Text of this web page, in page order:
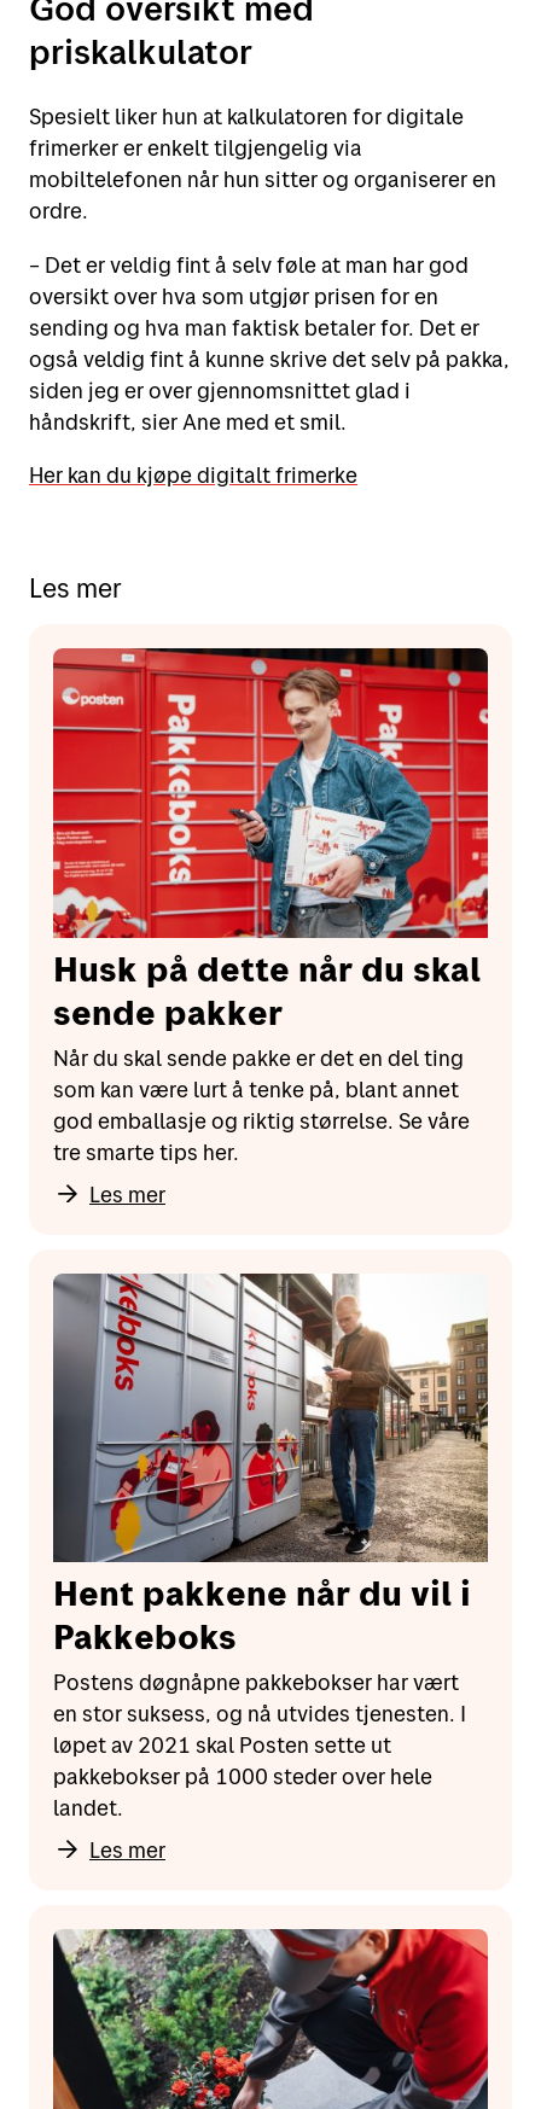
priskalkulator
Spesielt liker hun at kalkulatoren for digitale
frimerker er enkelt tilgjengelig via
mobiltelefonen når hun sitter og organiserer en
ordre.
– Det er veldig fint å selv føle at man har god
oversikt over hva som utgjør prisen for en
sending og hva man faktisk betaler for. Det er
også veldig fint å kunne skrive det selv på pakka,
siden jeg er over gjennomsnittet glad i
håndskrift, sier Ane med et smil.
Her kan du kjøpe digitalt frimerke
Les mer
Husk på dette når du skal
sende pakker
Når du skal sende pakke er det en del ting
som kan være lurt å tenke på, blant annet
god emballasje og riktig størrelse. Se våre
tre smarte tips her.
Les mer
Hent pakkene når du vil i
Pakkeboks
Postens døgnåpne pakkebokser har vært
en stor suksess, og nå utvides tjenesten. I
løpet av 2021 skal Posten sette ut
pakkebokser på 1000 steder over hele
landet.
Les mer